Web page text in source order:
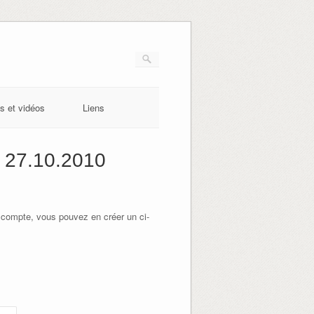
et vidéos Liens
27.10.2010
vous pouvez en créer un ci-